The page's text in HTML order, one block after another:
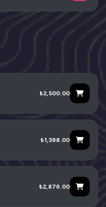
₺2,500.00
₺1,398.00
₺2,876.00